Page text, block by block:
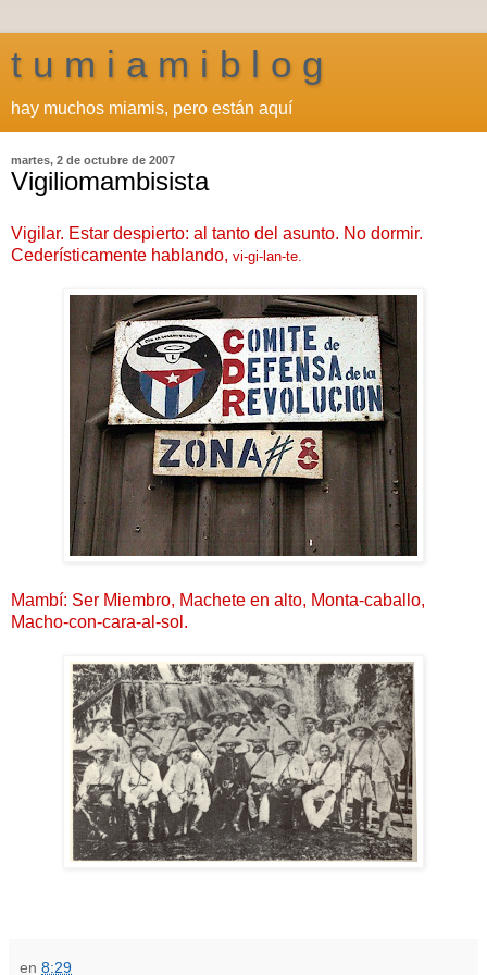
t u m i a m i b l o g
hay muchos miamis, pero están aquí
martes, 2 de octubre de 2007
Vigiliomambisista
Vigilar. Estar despierto: al tanto del asunto. No dormir.
Cederísticamente hablando, vi-gi-lan-te.
Mambí: Ser Miembro, Machete en alto, Monta-caballo,
Macho-con-cara-al-sol.
en 8:29